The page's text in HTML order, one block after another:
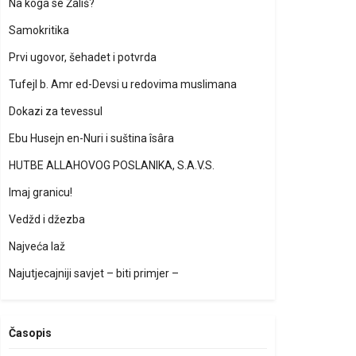
Na koga se Žališ?
Samokritika
Prvi ugovor, šehadet i potvrda
Tufejl b. Amr ed-Devsi u redovima muslimana
Dokazi za tevessul
Ebu Husejn en-Nuri i suština îsâra
HUTBE ALLAHOVOG POSLANIKA, S.A.V.S.
Imaj granicu!
Vedžd i džezba
Najveća laž
Najutjecajniji savjet – biti primjer –
Časopis